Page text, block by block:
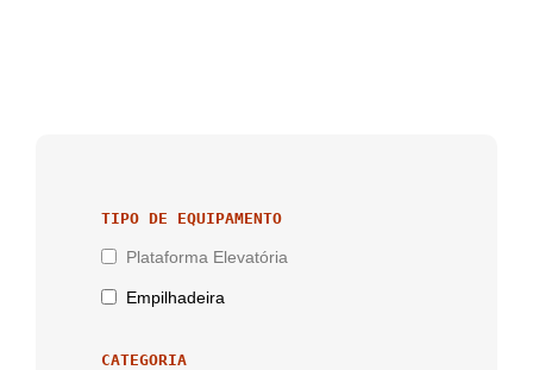
TIPO DE EQUIPAMENTO
Plataforma Elevatória
Empilhadeira
CATEGORIA